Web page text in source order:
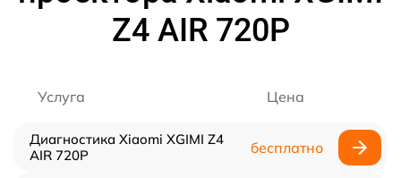
Z4 AIR 720P
Услуга Цена
Диагностика Xiaomi XGIMI Z4
AIR 720P
бесплатно